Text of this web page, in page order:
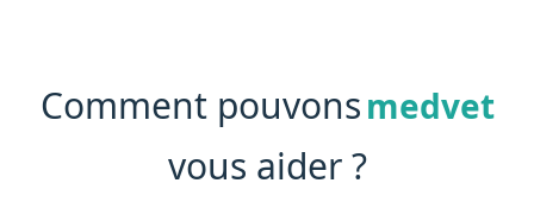
Comment pouvonsmedvet
vous aider ?